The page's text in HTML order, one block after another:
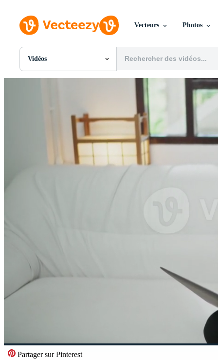
Vecteurs Photos
Vidéos
Toutes Images
Motion graphics
Images Éditoriales
Partager sur Pinterest